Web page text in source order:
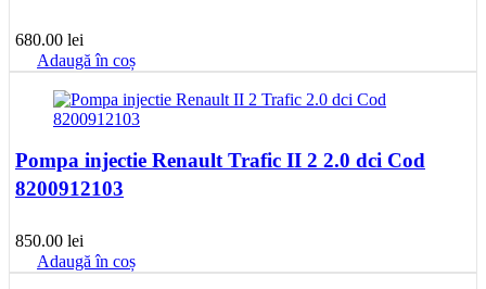
680.00 lei
Adaugă în coș
Pompa injectie Renault Trafic II 2 2.0 dci Cod
8200912103
850.00 lei
Adaugă în coș